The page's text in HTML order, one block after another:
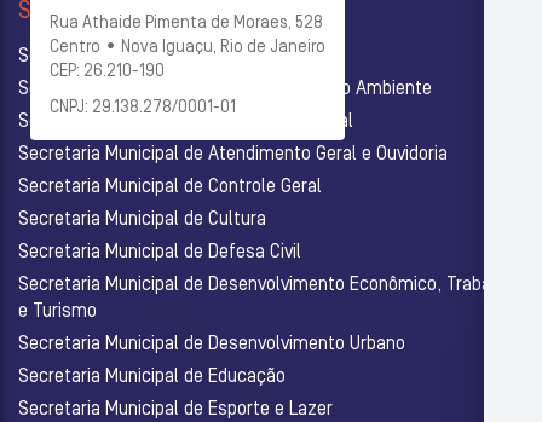
Rua Athaide Pimenta de Moraes, 528
Centro • Nova Iguaçu, Rio de Janeiro
CEP: 26.210-190
CNPJ: 29.138.278/0001-01
SECRETARIAS
Secretaria Municipal de Administração
Secretaria Municipal de Agricultura e Meio Ambiente
Secretaria Municipal de Assistência Social
Secretaria Municipal de Atendimento Geral e Ouvidoria
Secretaria Municipal de Controle Geral
Secretaria Municipal de Cultura
Secretaria Municipal de Defesa Civil
Secretaria Municipal de Desenvolvimento Econômico, Trabalho
e Turismo
Secretaria Municipal de Desenvolvimento Urbano
Secretaria Municipal de Educação
Secretaria Municipal de Esporte e Lazer